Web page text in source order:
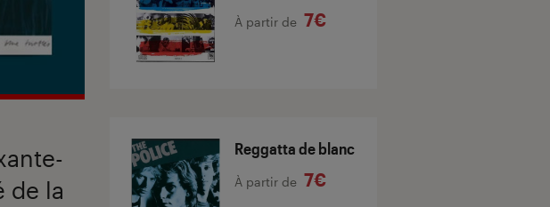
de la
À partir de 7€
Reggatta de blanc
À partir de 7€